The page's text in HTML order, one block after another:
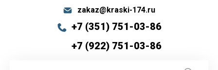
zakaz@kraski-174.ru
+7 (351) 751-03-86
+7 (922) 751-03-86